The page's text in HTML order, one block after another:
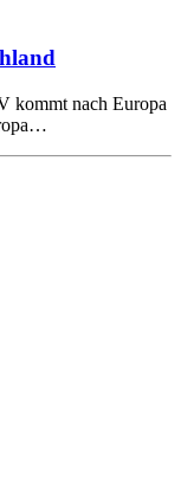
kommt nach Europa